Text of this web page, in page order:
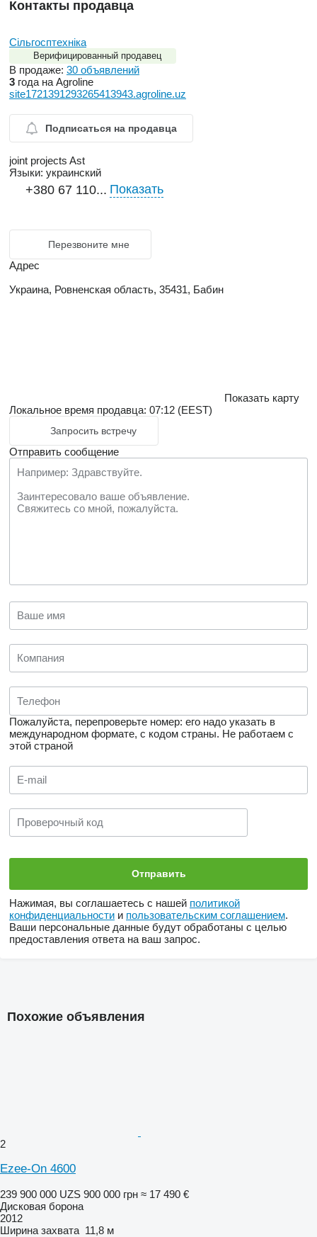
Контакты продавца
Сільгосптехніка
Верифицированный продавец
В продаже: 30 объявлений
3 года на Agroline
site1721391293265413943.agroline.uz
Подписаться на продавца
joint projects Ast
Языки: украинский
+380 67 110... Показать
Перезвоните мне
Адрес
Украина, Ровненская область, 35431, Бабин
Показать карту
Локальное время продавца: 07:12 (EEST)
Запросить встречу
Отправить сообщение
Пожалуйста, перепроверьте номер: его надо указать в
международном формате, с кодом страны. Не работаем с
этой страной
Нажимая, вы соглашаетесь с нашей политикой
конфиденциальности и пользовательским соглашением.
Ваши персональные данные будут обработаны с целью
предоставления ответа на ваш запрос.
Похожие объявления
2
Ezee-On 4600
239 900 000 UZS 900 000 грн ≈ 17 490 €
Дисковая борона
2012
Ширина захвата 11,8 м